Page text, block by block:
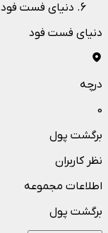
دنیای فست فود
دنیای فست فود
درچه
0
برگشت پول
نظر کاربران
اطلاعات مجموعه
برگشت پول